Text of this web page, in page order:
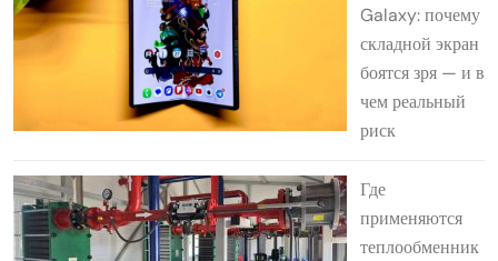
Galaxy: почему
складной экран
боятся зря — и в
чем реальный
риск
Где
применяются
теплообменник